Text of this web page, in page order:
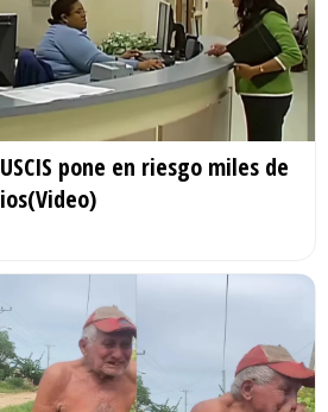
pone en riesgo miles de